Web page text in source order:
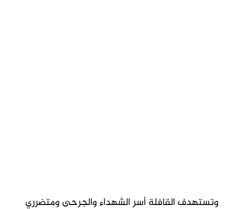
وتستهدف القافلة أسر الشهداء والجرحى ومتضرري